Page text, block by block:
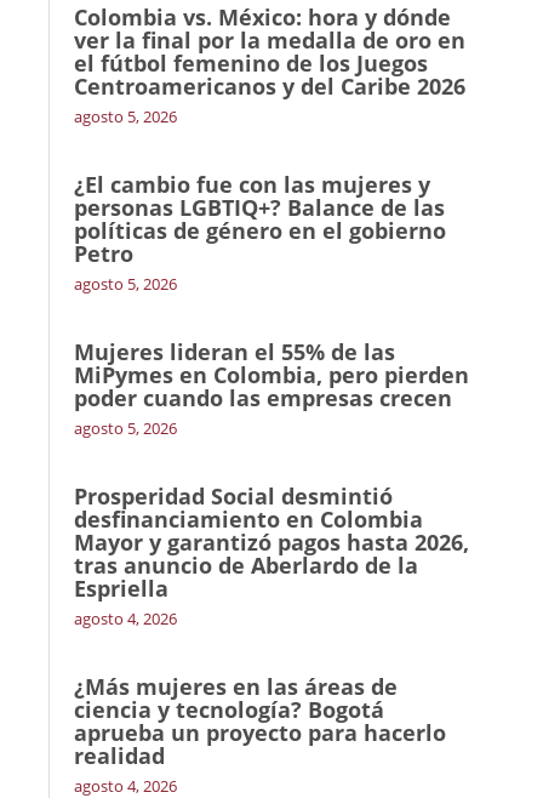
Colombia vs. México: hora y dónde
ver la final por la medalla de oro en
el fútbol femenino de los Juegos
Centroamericanos y del Caribe 2026
agosto 5, 2026
¿El cambio fue con las mujeres y
personas LGBTIQ+? Balance de las
políticas de género en el gobierno
Petro
agosto 5, 2026
Mujeres lideran el 55% de las
MiPymes en Colombia, pero pierden
poder cuando las empresas crecen
agosto 5, 2026
Prosperidad Social desmintió
desfinanciamiento en Colombia
Mayor y garantizó pagos hasta 2026,
tras anuncio de Aberlardo de la
Espriella
agosto 4, 2026
¿Más mujeres en las áreas de
ciencia y tecnología? Bogotá
aprueba un proyecto para hacerlo
realidad
agosto 4, 2026